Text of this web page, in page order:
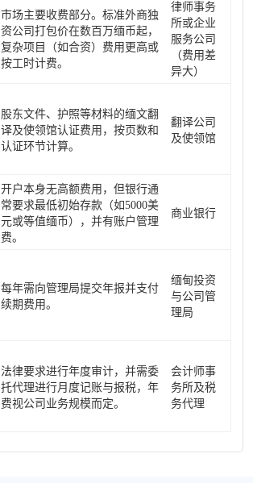
市场主要收费部分。标准外商独
资公司打包价在数百万缅币起，
复杂项目（如合资）费用更高或
按工时计费。
律师事务
所或企业
服务公司
（费用差
异大）
股东文件、护照等材料的缅文翻
译及使领馆认证费用，按页数和
认证环节计算。
翻译公司
及使领馆
开户本身无高额费用，但银行通
常要求最低初始存款（如5000美
元或等值缅币），并有账户管理
费。
商业银行
每年需向管理局提交年报并支付
续期费用。
缅甸投资
与公司管
理局
法律要求进行年度审计，并需委
托代理进行月度记账与报税，年
费视公司业务规模而定。
会计师事
务所及税
务代理